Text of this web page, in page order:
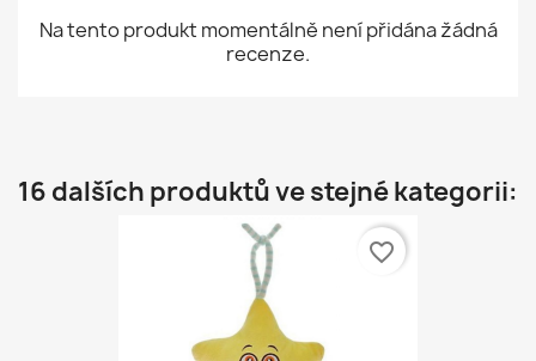
Na tento produkt momentálně není přidána žádná
recenze.
16 dalších produktů ve stejné kategorii:
favorite_border